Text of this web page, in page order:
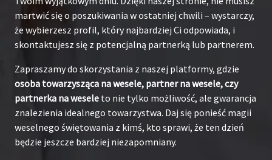
martwić się o poszukiwania w ostatniej chwili – wystarczy,
że wybierzesz profil, który najbardziej Ci odpowiada, i
skontaktujesz się z potencjalną partnerką lub partnerem.
Zapraszamy do skorzystania z naszej platformy, gdzie
osoba towarzysząca na wesele, partner na wesele, czy
partnerka na wesele to nie tylko możliwość, ale gwarancja
znalezienia idealnego towarzystwa. Daj się ponieść magii
weselnego świętowania z kimś, kto sprawi, że ten dzień
będzie jeszcze bardziej niezapomniany.